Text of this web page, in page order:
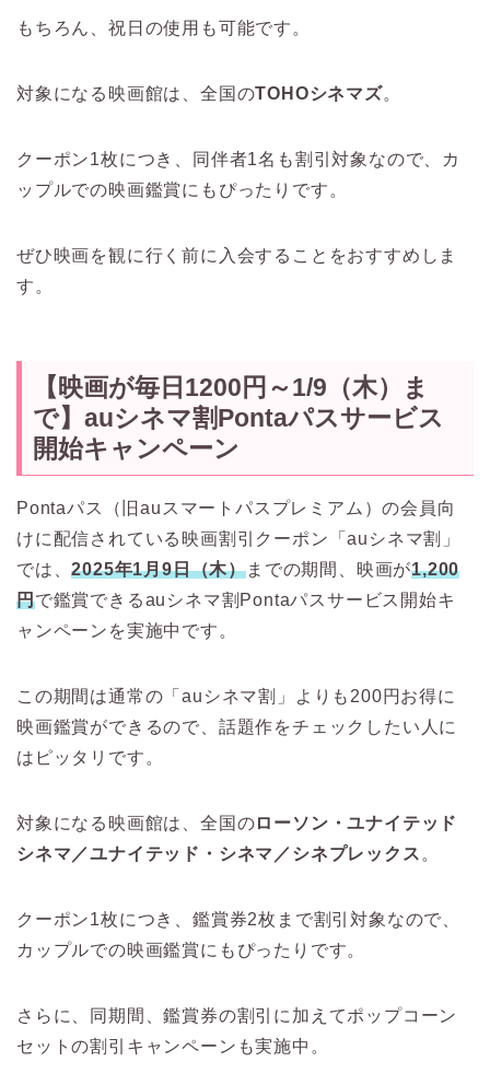
もちろん、祝日の使用も可能です。
対象になる映画館は、全国のTOHOシネマズ。
クーポン1枚につき、同伴者1名も割引対象なので、カ
ップルでの映画鑑賞にもぴったりです。
ぜひ映画を観に行く前に入会することをおすすめしま
す。
【映画が毎日1200円～1/9（木）ま
で】auシネマ割Pontaパスサービス
開始キャンペーン
Pontaパス（旧auスマートパスプレミアム）の会員向
けに配信されている映画割引クーポン「auシネマ割」
では、2025年1月9日（木）までの期間、映画が1,200
円で鑑賞できるauシネマ割Pontaパスサービス開始キ
ャンペーンを実施中です。
この期間は通常の「auシネマ割」よりも200円お得に
映画鑑賞ができるので、話題作をチェックしたい人に
はピッタリです。
対象になる映画館は、全国のローソン・ユナイテッド
シネマ／ユナイテッド・シネマ／シネプレックス 。
クーポン1枚につき、鑑賞券2枚まで割引対象なので、
カップルでの映画鑑賞にもぴったりです。
さらに、同期間、鑑賞券の割引に加えてポップコーン
セットの割引キャンペーンも実施中。